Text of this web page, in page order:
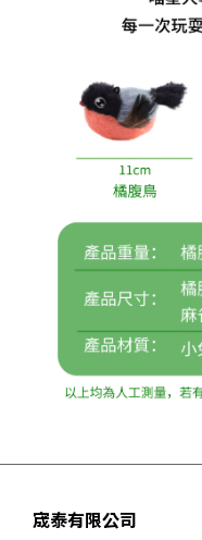
宬泰有限公司